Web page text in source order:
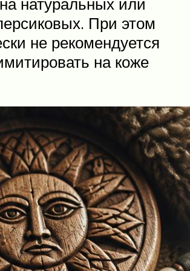
При этом
не рекомендуется
на коже